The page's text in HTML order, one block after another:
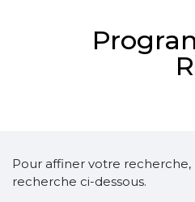
Pour affiner votre recherche,
recherche ci-dessous.